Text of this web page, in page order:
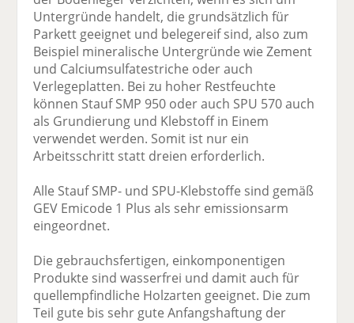
Untergründe handelt, die grundsätzlich für
Parkett geeignet und belegereif sind, also zum
Beispiel mineralische Untergründe wie Zement
und Calciumsulfatestriche oder auch
Verlegeplatten. Bei zu hoher Restfeuchte
können Stauf SMP 950 oder auch SPU 570 auch
als Grundierung und Klebstoff in Einem
verwendet werden. Somit ist nur ein
Arbeitsschritt statt dreien erforderlich.
Alle Stauf SMP- und SPU-Klebstoffe sind gemäß
GEV Emicode 1 Plus als sehr emissionsarm
eingeordnet.
Die gebrauchsfertigen, einkomponentigen
Produkte sind wasserfrei und damit auch für
quellempfindliche Holzarten geeignet. Die zum
Teil gute bis sehr gute Anfangshaftung der